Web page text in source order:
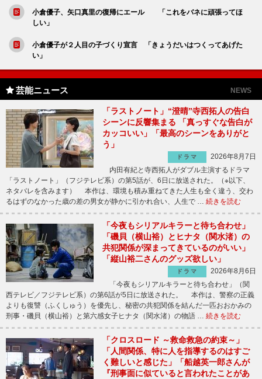
小倉優子、矢口真里の復帰にエール 「これをバネに頑張ってほ
しい」
小倉優子が２人目の子づくり宣言 「きょうだいはつくってあげた
い」
芸能ニュース NEWS
「ラストノート」“澄晴”寺西拓人の告白
シーンに反響集まる 「真っすぐな告白が
カッコいい」「最高のシーンをありがと
う」
ドラマ
2026年8月7日
内田有紀と寺西拓人がダブル主演するドラマ
「ラストノート」（フジテレビ系）の第5話が、6日に放送された。（※以下、
ネタバレを含みます） 本作は、環境も積み重ねてきた人生も全く違う、交わ
るはずのなかった歳の差の男女が静かに引かれ合い、人生で … 続きを読む
「今夜もシリアルキラーと待ち合わせ」
「磯貝（横山裕）とヒナタ（関水渚）の
共犯関係が深まってきているのがいい」
「縦山裕二さんのグッズ欲しい」
ドラマ
2026年8月6日
「今夜もシリアルキラーと待ち合わせ」（関
西テレビ／フジテレビ系）の第6話が5日に放送された。 本作は、警察の正義
よりも復讐（ふくしゅう）を優先し、秘密の共犯関係を結んだ一匹おおかみの
刑事・磯貝（横山裕）と第六感女子ヒナタ（関水渚）の物語 … 続きを読む
「クロスロード ～救命救急の約束～」
「人間関係、特に人を指導するのはすご
く難しいと感じた」「船越英一郎さんが
『刑事面に似ていると言われたことがあ